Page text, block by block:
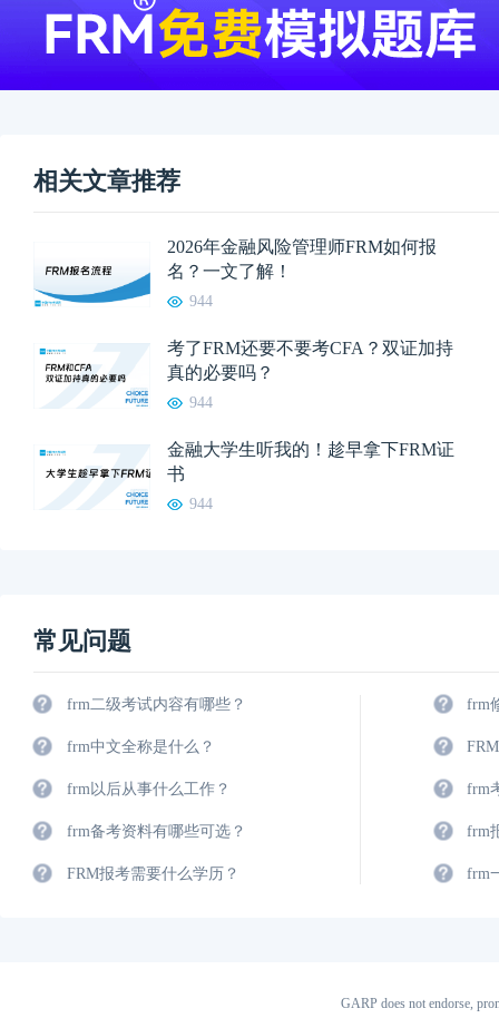
相关文章推荐
2026年金融风险管理师FRM如何报
名？一文了解！
944
考了FRM还要不要考CFA？双证加持
真的必要吗？
944
金融大学生听我的！趁早拿下FRM证
书
944
常见问题
frm二级考试内容有哪些？
frm中文全称是什么？
frm以后从事什么工作？
frm备考资料有哪些可选？
FRM报考需要什么学历？
frm
frm
frm
frm
GARP does not endorse,